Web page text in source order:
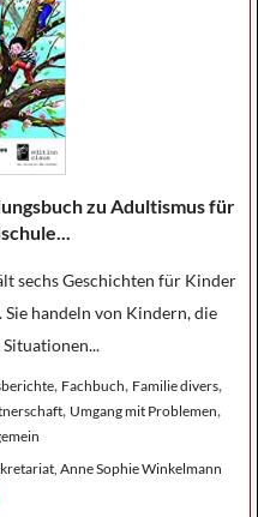
zu Adultismus für
sechs Geschichten für Kinder
handeln von Kindern, die
, Fachbuch, Familie divers,
, Umgang mit Problemen,
Anne Sophie Winkelmann